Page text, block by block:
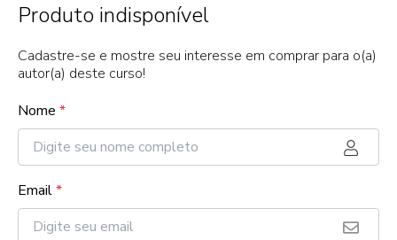
Produto indisponível
Cadastre-se e mostre seu interesse em comprar para o(a)
autor(a) deste curso!
Nome *
Email*